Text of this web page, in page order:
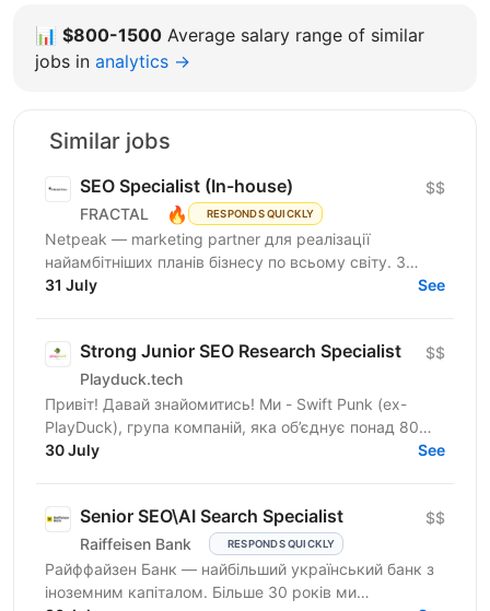
📊 $800-1500 Average salary range of similar
jobs in analytics →
Similar jobs
SEO Specialist (In-house)
FRACTAL 🔥 RESPONDS QUICKLY
$$
Netpeak — marketing partner для реалізації
найамбітніших планів бізнесу по всьому світу. З
Netpeak можна більше. Агенція надає повний спектр
31 July See
Strong Junior SEO Research Specialist
Playduck.tech
$$
Привіт! Давай знайомитись! Ми - Swift Punk (ex-
PlayDuck), група компаній, яка об’єднує понад 80
професіоналів у ніші iGaming та розвиває SEO-,
30 July See
Senior SEO\AI Search Specialist
Raiffeisen Bank RESPONDS QUICKLY
$$
Райффайзен Банк — найбільший український банк з
іноземним капіталом. Більше 30 років ми